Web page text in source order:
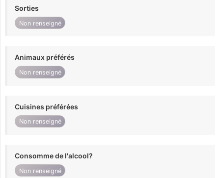
Sorties
Non renseigné
Animaux préférés
Non renseigné
Cuisines préférées
Non renseigné
Consomme de l'alcool?
Non renseigné